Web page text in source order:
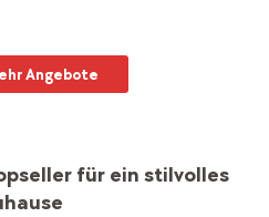
Angebote
für ein stilvolles